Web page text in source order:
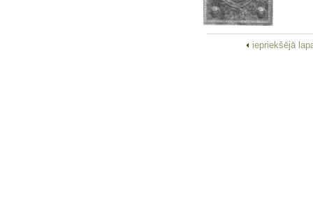
iepriekšējā